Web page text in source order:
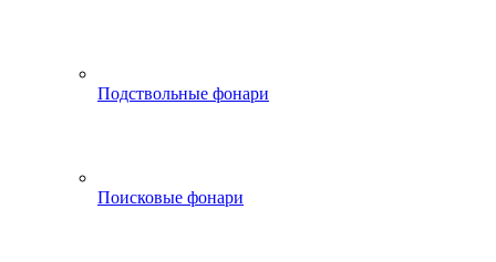
Подствольные фонари
Поисковые фонари